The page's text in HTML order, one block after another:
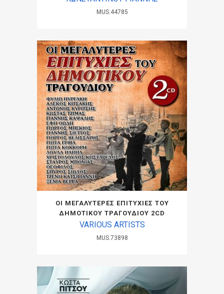
MUS.44785
ΟΙ ΜΕΓΑΛΥΤΕΡΕΣ ΕΠΙΤΥΧΙΕΣ ΤΟΥ
ΔΗΜΟΤΙΚΟΥ ΤΡΑΓΟΥΔΙΟΥ 2CD
VARIOUS ARTISTS
MUS.73898